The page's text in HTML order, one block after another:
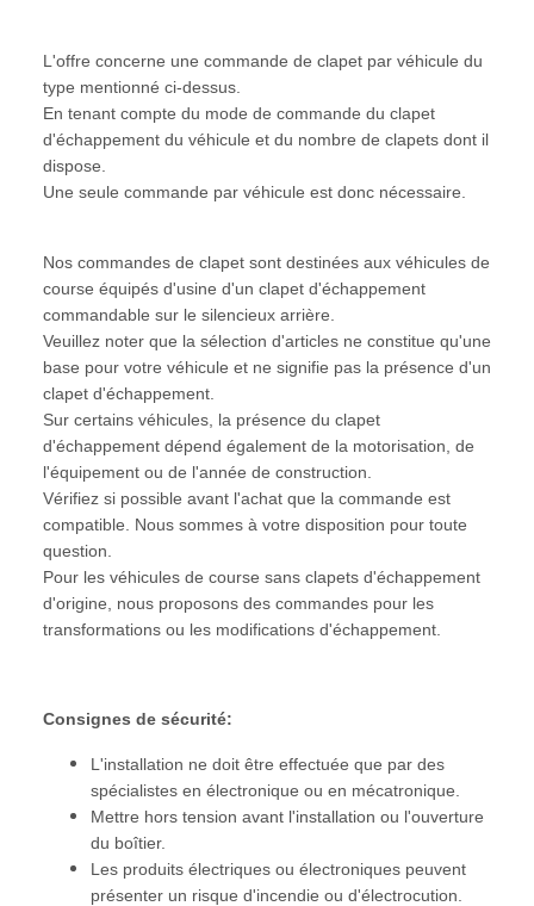
L'offre concerne une commande de clapet par véhicule du
type mentionné ci-dessus.
En tenant compte du mode de commande du clapet
d'échappement du véhicule et du nombre de clapets dont il
dispose.
Une seule commande par véhicule est donc nécessaire.
Nos commandes de clapet sont destinées aux véhicules de
course équipés d'usine d'un clapet d'échappement
commandable sur le silencieux arrière.
Veuillez noter que la sélection d'articles ne constitue qu'une
base pour votre véhicule et ne signifie pas la présence d'un
clapet d'échappement.
Sur certains véhicules, la présence du clapet
d'échappement dépend également de la motorisation, de
l'équipement ou de l'année de construction.
Vérifiez si possible avant l'achat que la commande est
compatible. Nous sommes à votre disposition pour toute
question.
Pour les véhicules de course sans clapets d'échappement
d'origine, nous proposons des commandes pour les
transformations ou les modifications d'échappement.
Consignes de sécurité:
L'installation ne doit être effectuée que par des
spécialistes en électronique ou en mécatronique.
Mettre hors tension avant l'installation ou l'ouverture
du boîtier.
Les produits électriques ou électroniques peuvent
présenter un risque d'incendie ou d'électrocution.